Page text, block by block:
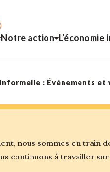
Notre action
: Événements et
nous sommes en train
continuons à travailler